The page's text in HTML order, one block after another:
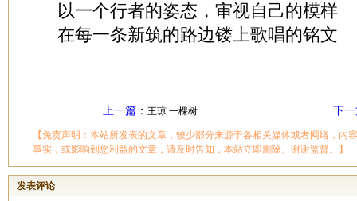
以一个行者的姿态，审视自己的模样
在每一条新筑的路边镂上歌唱的铭文
上一篇 ： 王琼:一棵树 下
【免责声明：本站所发表的文章，较少部分来源于各相关媒体或者网络，内
事实，或影响到您利益的文章，请及时告知，本站立即删除。谢谢监督。】
发表评论